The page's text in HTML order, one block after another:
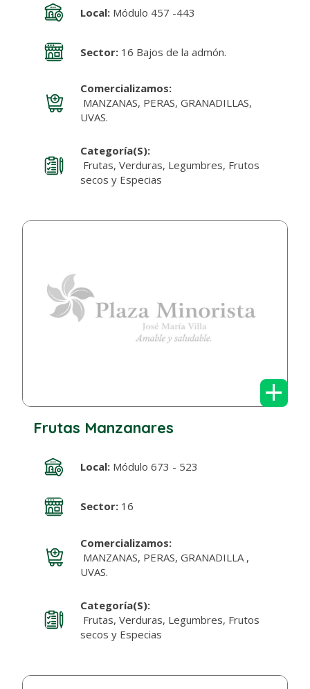
Local:Módulo 457 -443
Sector:16 Bajos de la admón.
Comercializamos:
MANZANAS, PERAS, GRANADILLAS,
UVAS.
Categoría(s):
Frutas, Verduras, Legumbres, Frutos
secos y Especias
+
Frutas Manzanares
Local:Módulo 673 - 523
Sector:16
Comercializamos:
MANZANAS, PERAS, GRANADILLA ,
UVAS.
Categoría(s):
Frutas, Verduras, Legumbres, Frutos
secos y Especias